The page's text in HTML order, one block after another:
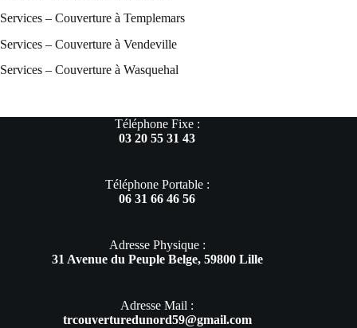
Services – Couverture à Templemars
Services – Couverture à Vendeville
Services – Couverture à Wasquehal
Téléphone Fixe :
03 20 55 31 43
Téléphone Portable :
06 31 66 46 56
Adresse Physique :
31 Avenue du Peuple Belge, 59800 Lille
Adresse Mail :
trcouverturedunord59@gmail.com